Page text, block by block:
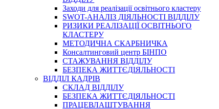
Заходи для реалізації освітнього кластеру
SWOT-АНАЛІЗ ДІЯЛЬНОСТІ ВІДДІЛУ
РИЗИКИ РЕАЛІЗАЦІЇ ОСВІТНЬОГО
КЛАСТЕРУ
МЕТОДИЧНА СКАРБНИЧКА
Консалтинговий центр БІНПО
СТАЖУВАННЯ ВІДДІЛУ
БЕЗПЕКА ЖИТТЄДІЯЛЬНОСТІ
ВІДДІЛ КАДРІВ
СКЛАД ВІДДІЛУ
БЕЗПЕКА ЖИТТЄДІЯЛЬНОСТІ
ПРАЦЕВЛАШТУВАННЯ